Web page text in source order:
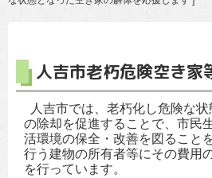
人吉市老朽危険空き家
人吉市では、老朽化し危険な
の除却を促進することで、市民
活環境の保全・改善を図ること
行う建物の所有者等にその費用
を行っています。